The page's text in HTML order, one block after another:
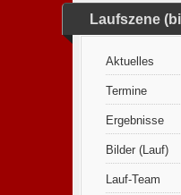
Laufszene
Aktuelles
Termine
Ergebnisse
Bilder (Lauf)
Lauf-Team